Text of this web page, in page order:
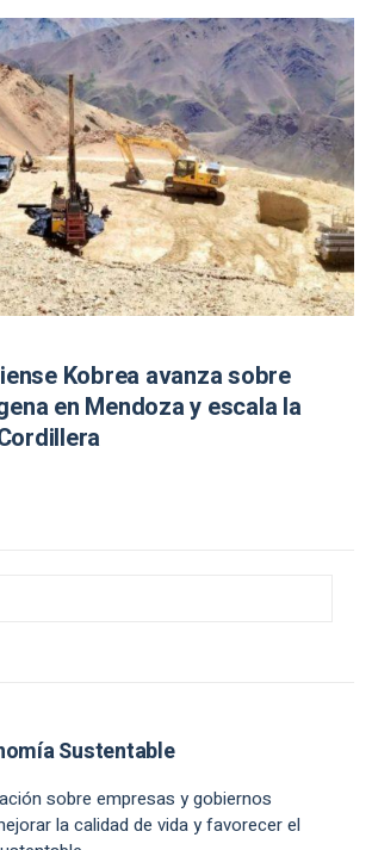
Kobrea avanza sobre
en Mendoza y escala la
Sustentable
sobre empresas y gobiernos
la calidad de vida y favorecer el